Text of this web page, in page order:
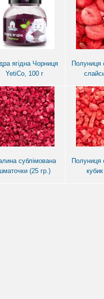
ягідна Чорниця
YetiCo, 100 г
Полуниця
сублімована
(25 гр.)
Полуниця